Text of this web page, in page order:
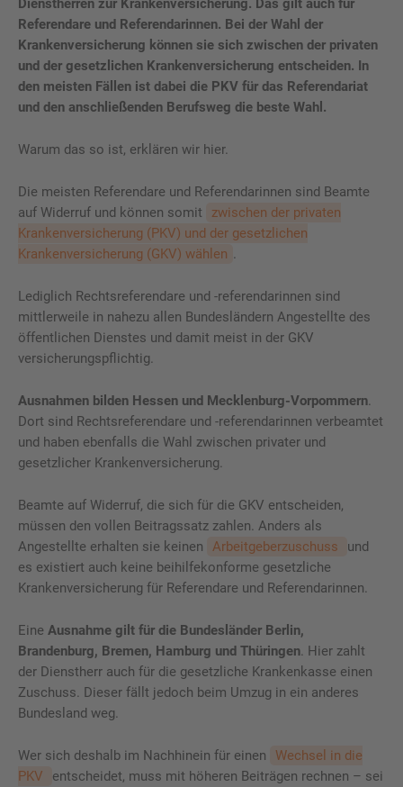
Dienstherren zur Krankenversicherung. Das gilt auch für
Referendare und Referendarinnen. Bei der Wahl der
Krankenversicherung können sie sich zwischen der privaten
und der gesetzlichen Krankenversicherung entscheiden. In
den meisten Fällen ist dabei die PKV für das Referendariat
und den anschließenden Berufsweg die beste Wahl.
Warum das so ist, erklären wir hier.
Die meisten Referendare und Referendarinnen sind Beamte
auf Widerruf und können somit
zwischen der privaten
Krankenversicherung (PKV) und der gesetzlichen
Krankenversicherung (GKV) wählen .
Lediglich Rechtsreferendare und -referendarinnen sind
mittlerweile in nahezu allen Bundesländern Angestellte des
öffentlichen Dienstes und damit meist in der GKV
versicherungspflichtig.
Ausnahmen bilden Hessen und Mecklenburg-Vorpommern.
Dort sind Rechtsreferendare und -referendarinnen verbeamtet
und haben ebenfalls die Wahl zwischen privater und
gesetzlicher Krankenversicherung.
Beamte auf Widerruf, die sich für die GKV entscheiden,
müssen den vollen Beitragssatz zahlen. Anders als
Angestellte erhalten sie keinen
Arbeitgeberzuschuss
und
es existiert auch keine beihilfekonforme gesetzliche
Krankenversicherung für Referendare und Referendarinnen.
Eine Ausnahme gilt für die Bundesländer Berlin,
Brandenburg, Bremen, Hamburg und Thüringen. Hier zahlt
der Dienstherr auch für die gesetzliche Krankenkasse einen
Zuschuss. Dieser fällt jedoch beim Umzug in ein anderes
Bundesland weg.
Wer sich deshalb im Nachhinein für einen
Wechsel in die
PKV
entscheidet, muss mit höheren Beiträgen rechnen – sei